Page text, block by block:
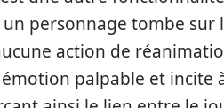
personnage tombe sur
action de
palpable et incite